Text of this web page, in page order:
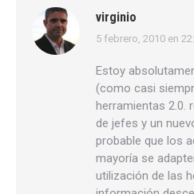
virginio
dice:
5 febrero, 2010 en
Estoy
(como casi
herramientas 2.0.
de jefes y un
probable que los
mayoría se
utilización de las